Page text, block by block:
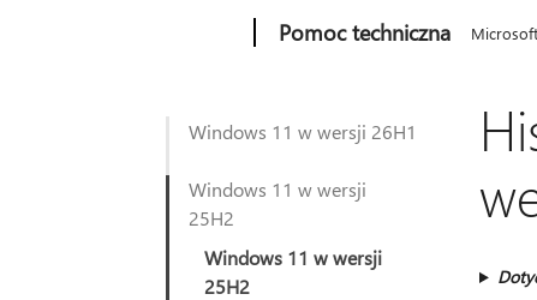
Pomoc techniczna
Windows 11 w wersji 26H1
Windows 11 w wersji
25H2
Windows 11 w wersji
25H2